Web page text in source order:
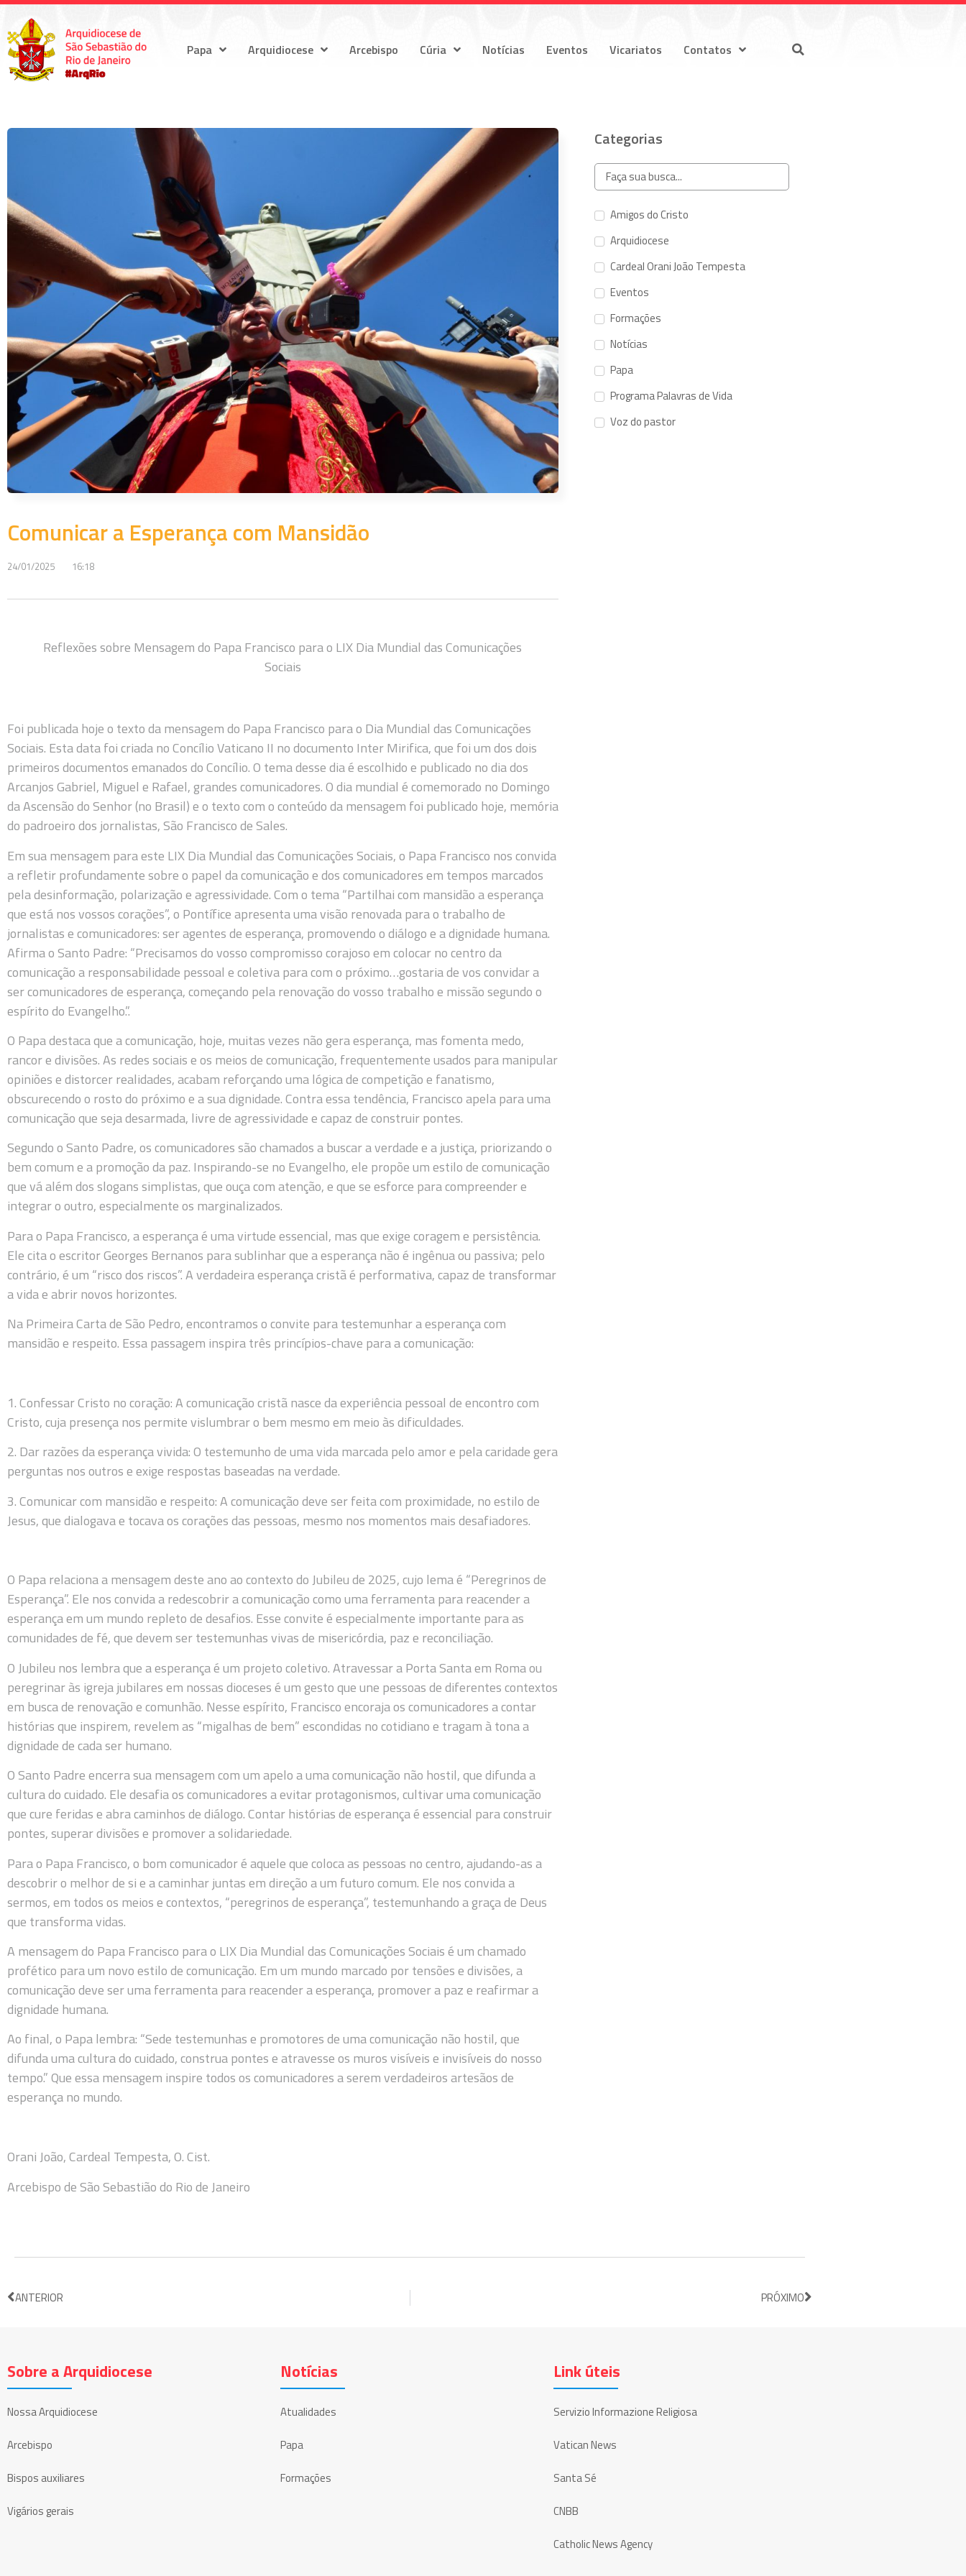
Papa Arquidiocese Arcebispo Cúria Notícias Eventos Vicariatos Contatos
Comunicar a Esperança com Mansidão
24/01/2025 16:18
Reflexões sobre Mensagem do Papa Francisco para o LIX Dia Mundial das Comunicações
Sociais
Foi publicada hoje o texto da mensagem do Papa Francisco para o Dia Mundial das Comunicações
Sociais. Esta data foi criada no Concílio Vaticano II no documento Inter Mirifica, que foi um dos dois
primeiros documentos emanados do Concílio. O tema desse dia é escolhido e publicado no dia dos
Arcanjos Gabriel, Miguel e Rafael, grandes comunicadores. O dia mundial é comemorado no Domingo
da Ascensão do Senhor (no Brasil) e o texto com o conteúdo da mensagem foi publicado hoje, memória
do padroeiro dos jornalistas, São Francisco de Sales.
Em sua mensagem para este LIX Dia Mundial das Comunicações Sociais, o Papa Francisco nos convida
a refletir profundamente sobre o papel da comunicação e dos comunicadores em tempos marcados
pela desinformação, polarização e agressividade. Com o tema “Partilhai com mansidão a esperança
que está nos vossos corações”, o Pontífice apresenta uma visão renovada para o trabalho de
jornalistas e comunicadores: ser agentes de esperança, promovendo o diálogo e a dignidade humana.
Afirma o Santo Padre: “Precisamos do vosso compromisso corajoso em colocar no centro da
comunicação a responsabilidade pessoal e coletiva para com o próximo…gostaria de vos convidar a
ser comunicadores de esperança, começando pela renovação do vosso trabalho e missão segundo o
espírito do Evangelho.”.
O Papa destaca que a comunicação, hoje, muitas vezes não gera esperança, mas fomenta medo,
rancor e divisões. As redes sociais e os meios de comunicação, frequentemente usados para manipular
opiniões e distorcer realidades, acabam reforçando uma lógica de competição e fanatismo,
obscurecendo o rosto do próximo e a sua dignidade. Contra essa tendência, Francisco apela para uma
comunicação que seja desarmada, livre de agressividade e capaz de construir pontes.
Segundo o Santo Padre, os comunicadores são chamados a buscar a verdade e a justiça, priorizando o
bem comum e a promoção da paz. Inspirando-se no Evangelho, ele propõe um estilo de comunicação
que vá além dos slogans simplistas, que ouça com atenção, e que se esforce para compreender e
integrar o outro, especialmente os marginalizados.
Para o Papa Francisco, a esperança é uma virtude essencial, mas que exige coragem e persistência.
Ele cita o escritor Georges Bernanos para sublinhar que a esperança não é ingênua ou passiva; pelo
contrário, é um “risco dos riscos”. A verdadeira esperança cristã é performativa, capaz de transformar
a vida e abrir novos horizontes.
Na Primeira Carta de São Pedro, encontramos o convite para testemunhar a esperança com
mansidão e respeito. Essa passagem inspira três princípios-chave para a comunicação:
1. Confessar Cristo no coração: A comunicação cristã nasce da experiência pessoal de encontro com
Cristo, cuja presença nos permite vislumbrar o bem mesmo em meio às dificuldades.
2. Dar razões da esperança vivida: O testemunho de uma vida marcada pelo amor e pela caridade gera
perguntas nos outros e exige respostas baseadas na verdade.
3. Comunicar com mansidão e respeito: A comunicação deve ser feita com proximidade, no estilo de
Jesus, que dialogava e tocava os corações das pessoas, mesmo nos momentos mais desafiadores.
O Papa relaciona a mensagem deste ano ao contexto do Jubileu de 2025, cujo lema é “Peregrinos de
Esperança”. Ele nos convida a redescobrir a comunicação como uma ferramenta para reacender a
esperança em um mundo repleto de desafios. Esse convite é especialmente importante para as
comunidades de fé, que devem ser testemunhas vivas de misericórdia, paz e reconciliação.
O Jubileu nos lembra que a esperança é um projeto coletivo. Atravessar a Porta Santa em Roma ou
peregrinar às igreja jubilares em nossas dioceses é um gesto que une pessoas de diferentes contextos
em busca de renovação e comunhão. Nesse espírito, Francisco encoraja os comunicadores a contar
histórias que inspirem, revelem as “migalhas de bem” escondidas no cotidiano e tragam à tona a
dignidade de cada ser humano.
O Santo Padre encerra sua mensagem com um apelo a uma comunicação não hostil, que difunda a
cultura do cuidado. Ele desafia os comunicadores a evitar protagonismos, cultivar uma comunicação
que cure feridas e abra caminhos de diálogo. Contar histórias de esperança é essencial para construir
pontes, superar divisões e promover a solidariedade.
Para o Papa Francisco, o bom comunicador é aquele que coloca as pessoas no centro, ajudando-as a
descobrir o melhor de si e a caminhar juntas em direção a um futuro comum. Ele nos convida a
sermos, em todos os meios e contextos, “peregrinos de esperança”, testemunhando a graça de Deus
que transforma vidas.
A mensagem do Papa Francisco para o LIX Dia Mundial das Comunicações Sociais é um chamado
profético para um novo estilo de comunicação. Em um mundo marcado por tensões e divisões, a
comunicação deve ser uma ferramenta para reacender a esperança, promover a paz e reafirmar a
dignidade humana.
Ao final, o Papa lembra: “Sede testemunhas e promotores de uma comunicação não hostil, que
difunda uma cultura do cuidado, construa pontes e atravesse os muros visíveis e invisíveis do nosso
tempo.” Que essa mensagem inspire todos os comunicadores a serem verdadeiros artesãos de
esperança no mundo.
Orani João, Cardeal Tempesta, O. Cist.
Arcebispo de São Sebastião do Rio de Janeiro
Categorias
Amigos do Cristo
Arquidiocese
Cardeal Orani João Tempesta
Eventos
Formações
Notícias
Papa
Programa Palavras de Vida
Voz do pastor
ANTERIOR PRÓXIMO
Sobre a Arquidiocese
Nossa Arquidiocese
Arcebispo
Bispos auxiliares
Vigários gerais
Notícias
Atualidades
Papa
Formações
Link úteis
Servizio Informazione Religiosa
Vatican News
Santa Sé
CNBB
Catholic News Agency